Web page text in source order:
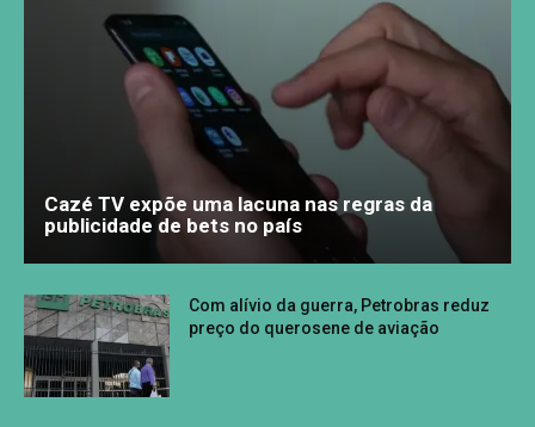
Cazé TV expõe uma lacuna nas regras da
publicidade de bets no país
Com alívio da guerra, Petrobras reduz
preço do querosene de aviação